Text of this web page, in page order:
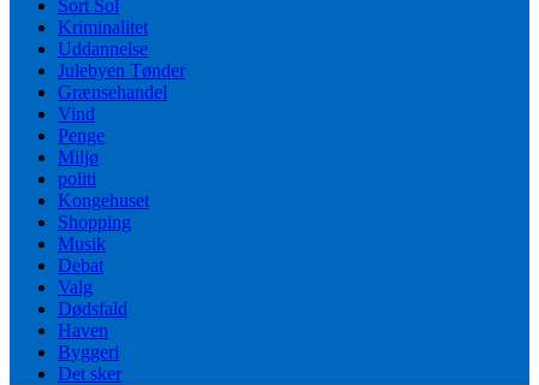
Sort Sol
Kriminalitet
Uddannelse
Julebyen Tønder
Grænsehandel
Vind
Penge
Miljø
politi
Kongehuset
Shopping
Musik
Debat
Valg
Dødsfald
Haven
Byggeri
Det sker